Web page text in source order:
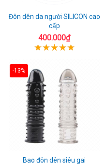
Đôn dên da người SILICON cao
cấp
400.000₫
-13%
Bao đôn dên siêu gai